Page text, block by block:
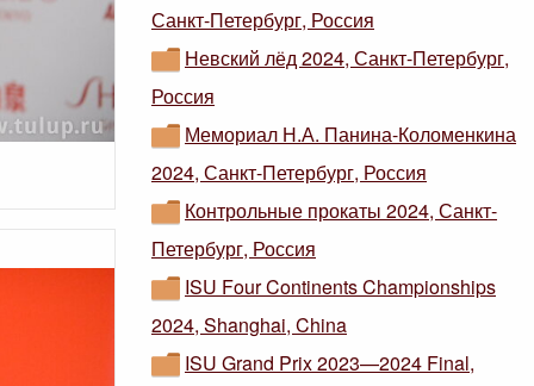
Санкт-Петербург, Россия
Невский лёд 2024, Санкт-Петербург,
Россия
Мемориал Н.А. Панина-Коломенкина
2024, Санкт-Петербург, Россия
Контрольные прокаты 2024, Санкт-
Петербург, Россия
ISU Four Continents Championships
2024, Shanghai, China
ISU Grand Prix 2023—2024 Final,